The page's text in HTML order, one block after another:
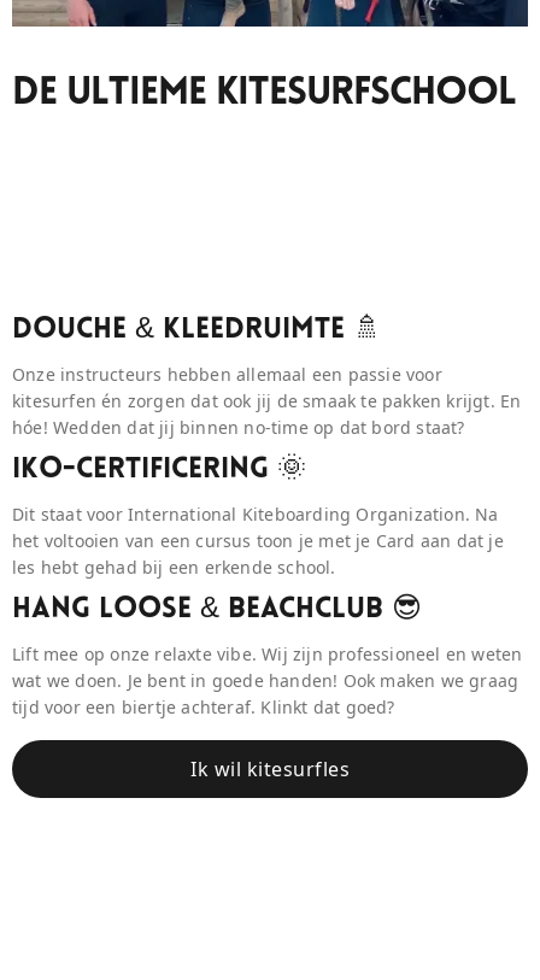
De Ultieme Kitesurfschool
Douche & Kleedruimte 🚿
Onze instructeurs hebben allemaal een passie voor
kitesurfen én zorgen dat ook jij de smaak te pakken krijgt. En
hóe! Wedden dat jij binnen no-time op dat bord staat?
IKO-Certificering 🌞
Dit staat voor International Kiteboarding Organization. Na
het voltooien van een cursus toon je met je Card aan dat je
les hebt gehad bij een erkende school.
Hang Loose & BeaCHCLUB 😎
Lift mee op onze relaxte vibe. Wij zijn professioneel en weten
wat we doen. Je bent in goede handen! Ook maken we graag
tijd voor een biertje achteraf. Klinkt dat goed?
Ik wil kitesurfles